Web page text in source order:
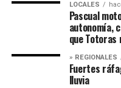
LOCALES
Pascual
autonomía,
que Totoras
» REGIONALES
Fuertes
lluvia